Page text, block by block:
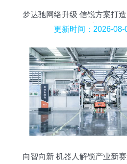
梦达驰网络升级 信锐方案打
安全新标
更新时间：2026-08-
向智向新 机器人解锁产业新